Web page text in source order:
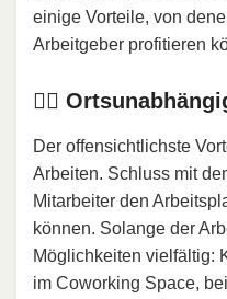
einige Vorteile, von
Arbeitgeber profitieren
👍🏻
Der offensichtlichste
Arbeiten. Schluss mit
Mitarbeiter den
können. Solange der
Möglichkeiten vielfältig:
im Coworking Space,